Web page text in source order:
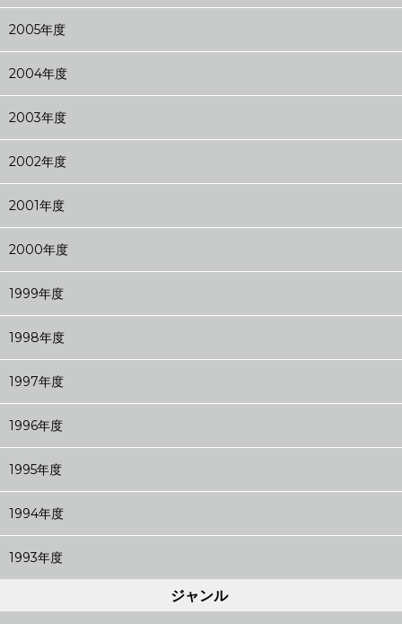
2005年度
2004年度
2003年度
2002年度
2001年度
2000年度
1999年度
1998年度
1997年度
1996年度
1995年度
1994年度
1993年度
ジャンル